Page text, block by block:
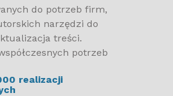
rynku funduszy
istotnych dla ochrony
do potrzeb firm,
narzędzi do
treści.
potrzeb
realizacji